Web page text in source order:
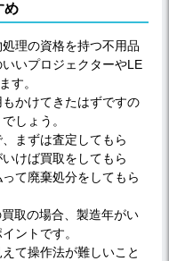
め
理の資格を持つ不用品
いプロジェクターやLE
す。
かけてきたはずですの
しょう。
まずは査定してもら
けば買取をしてもら
て廃棄処分をしてもら
取の場合、製造年がい
ントです。
て操作法が難しいこと